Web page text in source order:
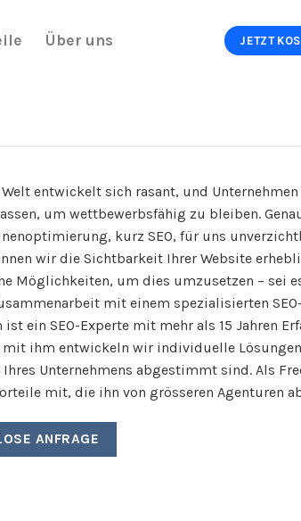
Über uns JETZT
entwickelt sich rasant, und
um wettbewerbsfähig zu bleiben.
kurz SEO, für uns
wir die Sichtbarkeit Ihrer Website
Möglichkeiten, um dies umzusetzen – sei
mit einem spezialisierten
ein SEO-Experte mit mehr als 15 Jahren
mit ihm entwickeln wir individuelle
Unternehmens abgestimmt sind. Als
mit, die ihn von grösseren Agenturen
ANFRAGE